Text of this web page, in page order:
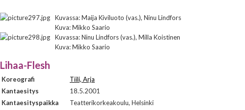
Kuvassa: Maija Kiviluoto (vas.), Ninu Lindfors
Kuva: Mikko Saario
Kuvassa: Ninu Lindfors (vas.), Milla Koistinen
Kuva: Mikko Saario
Lihaa-Flesh
Koreografi
Tiili, Arja
Kantaesitys
18.5.2001
Kantaesityspaikka
Teatterikorkeakoulu, Helsinki